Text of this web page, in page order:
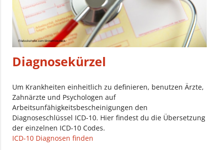
Diagnosekürzel
Um Krankheiten einheitlich zu definieren, benutzen Ärzte,
Zahnärzte und Psychologen auf
Arbeitsunfähigkeitsbescheinigungen den
Diagnoseschlüssel ICD-10. Hier findest du die Übersetzung
der einzelnen ICD-10 Codes.
ICD-10 Diagnosen finden